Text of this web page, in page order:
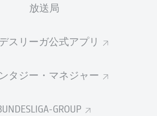
放送局
スリーガ公式アプリ
タジー・マネジャー
GROUP
ーズン 2026/2027